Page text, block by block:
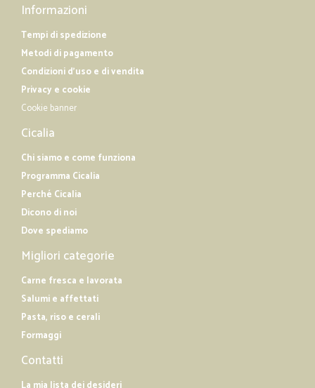
Informazioni
Tempi di spedizione
Metodi di pagamento
Condizioni d'uso e di vendita
Privacy e cookie
Cookie banner
Cicalia
Chi siamo e come funziona
Programma Cicalia
Perché Cicalia
Dicono di noi
Dove spediamo
Migliori categorie
Carne fresca e lavorata
Salumi e affettati
Pasta, riso e cerali
Formaggi
Contatti